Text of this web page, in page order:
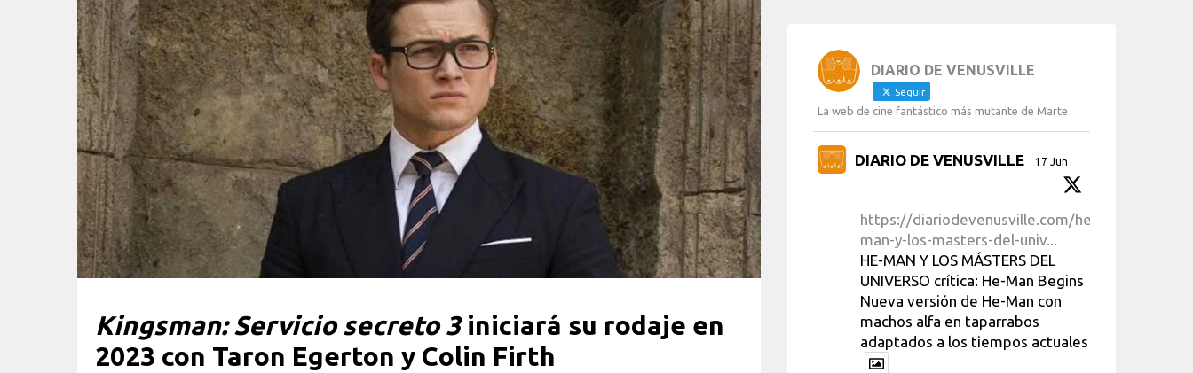
Kingsman: Servicio secreto 3iniciará su rodaje en
2023 con Taron Egerton y Colin Firth
DIARIO DE VENUSVILLE
Seguir
La web de cine fantástico más mutante de Marte
DIARIO DE VENUSVILLE 17 Jun
https://diariodevenusville.com/he-
man-y-los-masters-del-univ...
HE-MAN Y LOS MÁSTERS DEL
UNIVERSO crítica: He-Man Begins
Nueva versión de He-Man con
machos alfa en taparrabos
adaptados a los tiempos actuales